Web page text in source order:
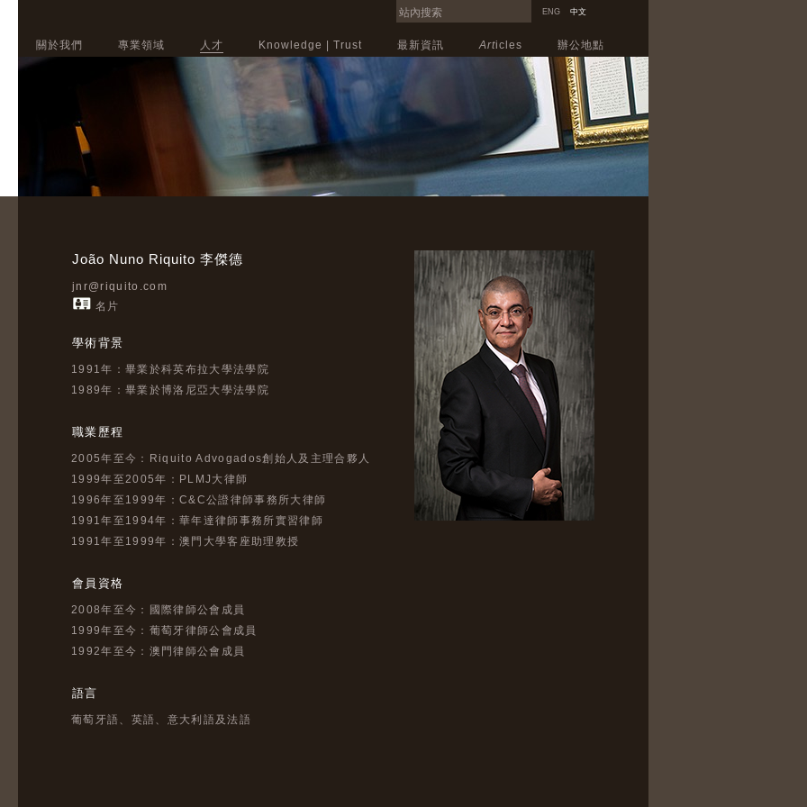
ENG 中文
關於我們 專業領域 人才 Knowledge | Trust 最新資訊 Articles 辦公地點
João Nuno Riquito 李傑德
jnr@riquito.com
名片
學術背景
1991年：畢業於科英布拉大學法學院
1989年：畢業於博洛尼亞大學法學院
職業歷程
2005年至今：Riquito Advogados創始人及主理合夥人
1999年至2005年：PLMJ大律師
1996年至1999年：C&C公證律師事務所大律師
1991年至1994年：華年達律師事務所實習律師
1991年至1999年：澳門大學客座助理教授
會員資格
2008年至今：國際律師公會成員
1999年至今：葡萄牙律師公會成員
1992年至今：澳門律師公會成員
語言
葡萄牙語、英語、意大利語及法語